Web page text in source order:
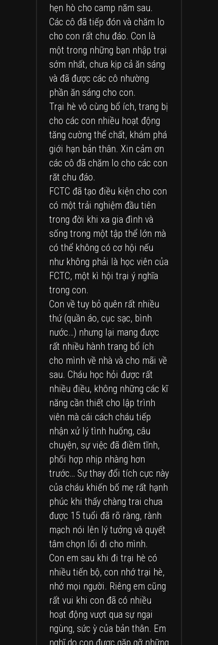
hẹn hò cho camp năm sau.
Các cô đã tiếp đón và chăm lo
cho con rất chu đáo. Con là
một trong những bạn nhập trại
sớm nhất, chưa kịp cả ăn sáng
và đã được các cô nhường
phần ăn sáng cho con.
Trại hè vô cùng bổ ích, trang bị
cho các con nhiều hoạt động
tăng cường thể chất, khám phá
giới hạn bản thân. Xin cảm ơn
các cô đã chăm lo cho các con
răt chu đáo.
FCTC đã tạo điều kiện cho con
có một trải nghiệm đầu tiên
trong đời khi xa gia đình và
sống trong một tập thể lớn mà
có thể không có cơ hội nếu
như không phải là học viên của
FCTC, một kì hội trại ý nghĩa
trong con.
Con về tuy bỏ quên rất nhiều
thứ (quần áo, cục sạc, bình
nước…) nhưng lại mang được
rất nhiều hành trang bổ ích
cho mình về nhà và cho mãi về
sau. Cháu học hỏi được rất
nhiều điều, không những các kĩ
năng cần thiết cho lập trình
viên mà cái cách cháu tiếp
nhận xử lý tình huống, câu
chuyện, sự việc đã điềm tĩnh,
phối hợp nhịp nhàng hơn
trước… Sự thay đổi tích cực này
của cháu khiến bố mẹ rất hạnh
phúc khi thấy chàng trai chưa
được 15 tuổi đã rõ ràng, rành
mạch nói lên lý tưởng và quyết
tâm chọn lối đi cho mình.
Con em sau khi đi trại hè có
nhiều tiến bộ, con nhớ trại hè,
nhớ mọi người. Riêng em cũng
rất vui khi con đã có nhiều
hoạt động vượt qua sự ngại
ngùng, sức ỳ của bản thân. Em
nghĩ do con được gặp gỡ những